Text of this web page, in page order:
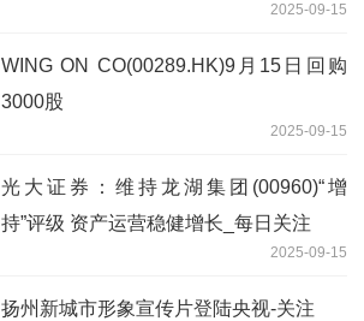
2025-09-15
WING ON CO(00289.HK)9月15日回购
3000股
2025-09-15
光大证券：维持龙湖集团(00960)“增
持”评级 资产运营稳健增长_每日关注
2025-09-15
扬州新城市形象宣传片登陆央视-关注